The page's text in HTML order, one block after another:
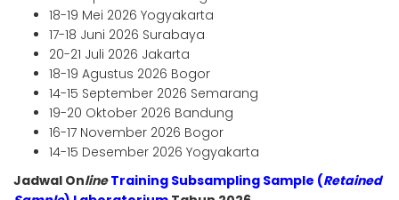
18-19 Mei 2026 Yogyakarta
17-18 Juni 2026 Surabaya
20-21 Juli 2026 Jakarta
18-19 Agustus 2026 Bogor
14-15 September 2026 Semarang
19-20 Oktober 2026 Bandung
16-17 November 2026 Bogor
14-15 Desember 2026 Yogyakarta
Jadwal OnlineTraining Subsampling Sample (Retained